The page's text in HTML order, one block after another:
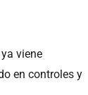
viene
en controles y